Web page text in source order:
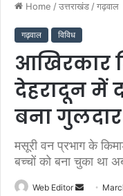
Home /उत्तराखंड /गढ़वाल
गढ़वाल विविध
आखिरकार
देहरादून में
बना गुलदार
मसूरी वन प्रभाग के
बच्चों को बना चुका था
Web Editor